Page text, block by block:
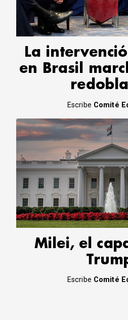
CORREO DE
DEBATE
ALTAMIRA
Política
La
en Brasil
Escribe Comité
Milei, el
Escribe Comité